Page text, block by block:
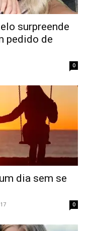
surpreende
pedido de
0
dia sem se
0